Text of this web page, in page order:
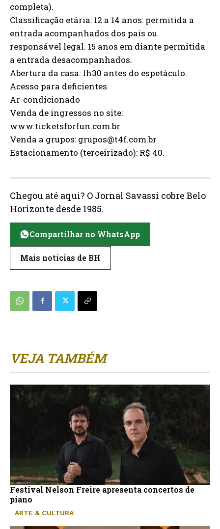
VEJA TAMBÉM
Festival Nelson Freire apresenta concertos de
piano
ARTE & CULTURA
completa).
Classificação etária: 12 a 14 anos: permitida a
entrada acompanhados dos pais ou
responsável legal. 15 anos em diante permitida
a entrada desacompanhados.
Abertura da casa: 1h30 antes do espetáculo.
Acesso para deficientes
Ar-condicionado
Venda de ingressos no site:
www.ticketsforfun.com.br
Venda a grupos: grupos@t4f.com.br
Estacionamento (terceirizado): R$ 40.
Chegou até aqui? O Jornal Savassi cobre Belo
Horizonte desde 1985.
Compartilhar no WhatsApp
Mais notícias de BH